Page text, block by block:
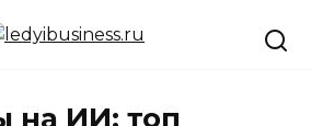
на ИИ: топ